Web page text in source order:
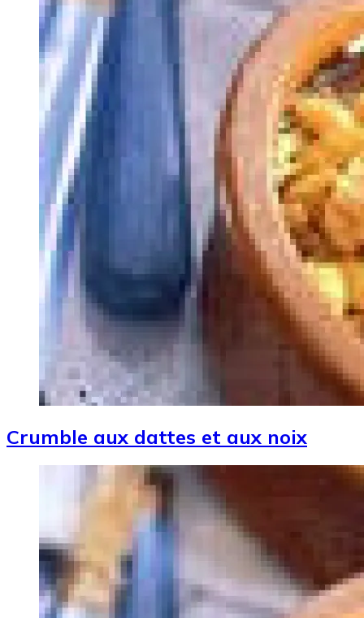
Crumble aux dattes et aux noix